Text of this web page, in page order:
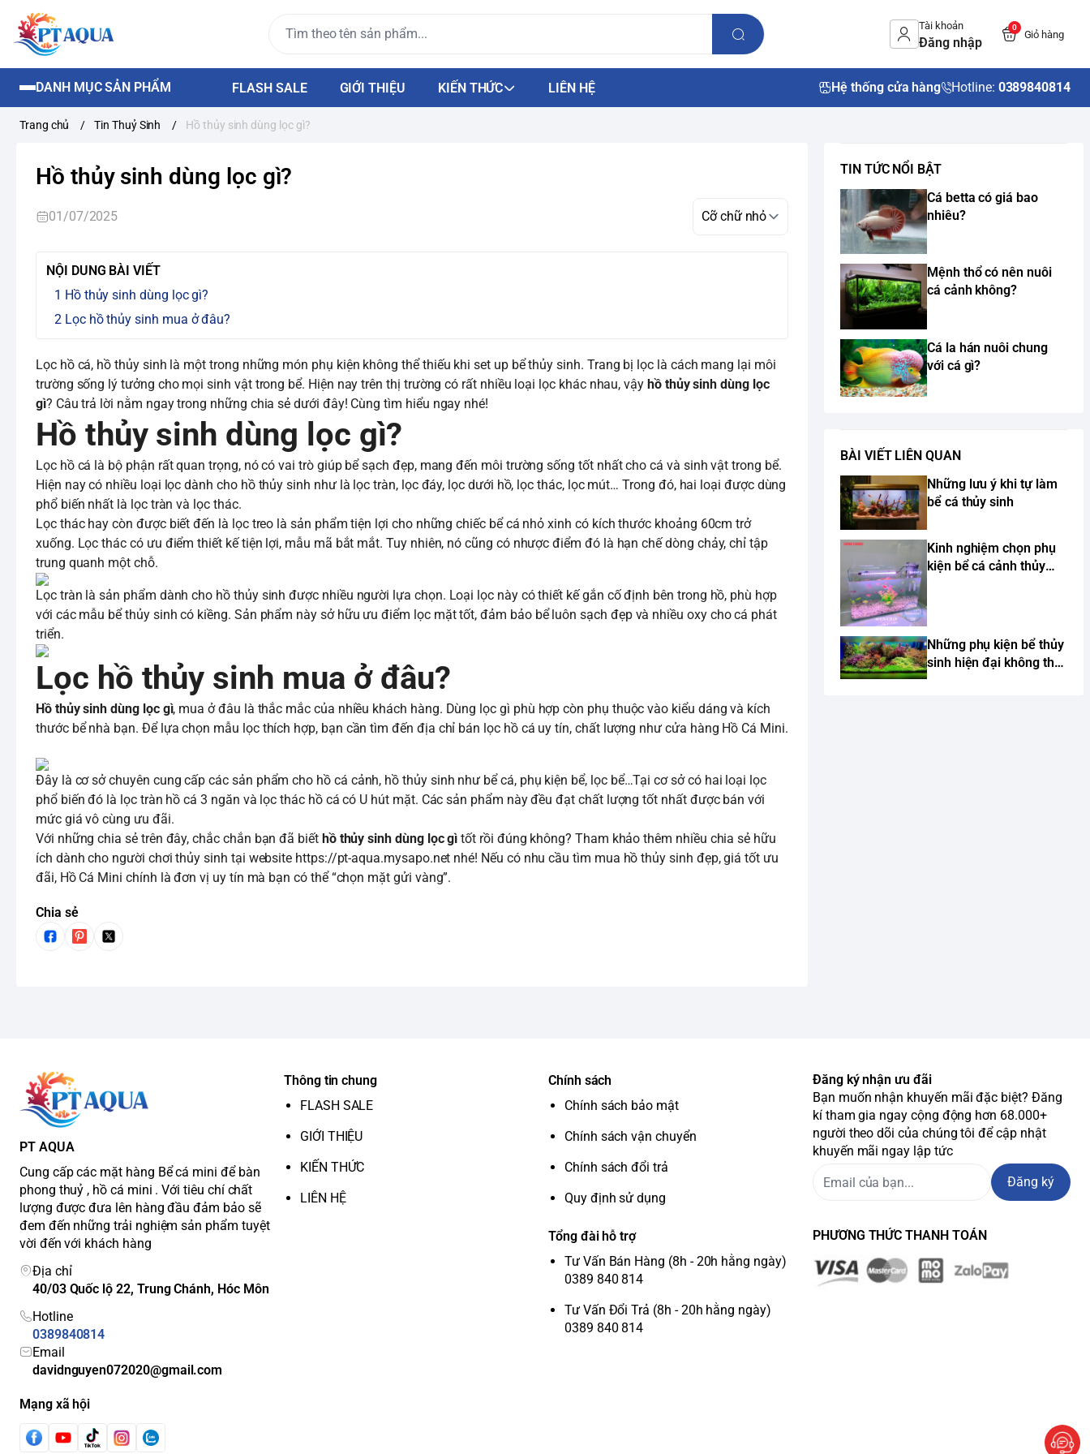
Tài khoản
Đăng nhập
0
Giỏ hàng
DANH MỤC SẢN PHẨM FLASH SALE GIỚI THIỆU KIẾN THỨC LIÊN HỆ Hệ thống cửa hàng Hotline: 0389840814
Trang chủ / Tin Thuỷ Sinh / Hồ thủy sinh dùng lọc gì?
Hồ thủy sinh dùng lọc gì?
01/07/2025
NỘI DUNG BÀI VIẾT
Hồ thủy sinh dùng lọc gì?
Lọc hồ thủy sinh mua ở đâu?
Lọc hồ cá, hồ thủy sinh là một trong những món phụ kiện không thể thiếu khi set up bể thủy sinh. Trang bị lọc là cách mang lại môi
trường sống lý tưởng cho mọi sinh vật trong bể. Hiện nay trên thị trường có rất nhiều loại lọc khác nhau, vậy hồ thủy sinh dùng lọc
gì? Câu trả lời nằm ngay trong những chia sẻ dưới đây! Cùng tìm hiểu ngay nhé!
Hồ thủy sinh dùng lọc gì?
Lọc hồ cá là bộ phận rất quan trọng, nó có vai trò giúp bể sạch đẹp, mang đến môi trường sống tốt nhất cho cá và sinh vật trong bể.
Hiện nay có nhiều loại lọc dành cho hồ thủy sinh như là lọc tràn, lọc đáy, lọc dưới hồ, lọc thác, lọc mút… Trong đó, hai loại được dùng
phổ biến nhất là lọc tràn và lọc thác.
Lọc thác hay còn được biết đến là lọc treo là sản phẩm tiện lợi cho những chiếc bể cá nhỏ xinh có kích thước khoảng 60cm trở
xuống. Lọc thác có ưu điểm thiết kế tiện lợi, mẫu mã bắt mắt. Tuy nhiên, nó cũng có nhược điểm đó là hạn chế dòng chảy, chỉ tập
trung quanh một chỗ.
Lọc tràn là sản phẩm dành cho hồ thủy sinh được nhiều người lựa chọn. Loại lọc này có thiết kế gắn cố định bên trong hồ, phù hợp
với các mẫu bể thủy sinh có kiềng. Sản phẩm này sở hữu ưu điểm lọc mặt tốt, đảm bảo bể luôn sạch đẹp và nhiều oxy cho cá phát
triển.
Lọc hồ thủy sinh mua ở đâu?
Hồ thủy sinh dùng lọc gì, mua ở đâu là thắc mắc của nhiều khách hàng. Dùng lọc gì phù hợp còn phụ thuộc vào kiểu dáng và kích
thước bể nhà bạn. Để lựa chọn mẫu lọc thích hợp, bạn cần tìm đến địa chỉ bán lọc hồ cá uy tín, chất lượng như cửa hàng Hồ Cá Mini.
Đây là cơ sở chuyên cung cấp các sản phẩm cho hồ cá cảnh, hồ thủy sinh như bể cá, phụ kiện bể, lọc bể…Tại cơ sở có hai loại lọc
phổ biến đó là lọc tràn hồ cá 3 ngăn và lọc thác hồ cá có U hút mặt. Các sản phẩm này đều đạt chất lượng tốt nhất được bán với
mức giá vô cùng ưu đãi.
Với những chia sẻ trên đây, chắc chắn bạn đã biết hồ thủy sinh dùng lọc gì tốt rồi đúng không? Tham khảo thêm nhiều chia sẻ hữu
ích dành cho người chơi thủy sinh tại website https://pt-aqua.mysapo.net nhé! Nếu có nhu cầu tìm mua hồ thủy sinh đẹp, giá tốt ưu
đãi, Hồ Cá Mini chính là đơn vị uy tín mà bạn có thể “chọn mặt gửi vàng”.
Chia sẻ
TIN TỨC NỔI BẬT
Cá betta có giá bao
nhiêu?
Mệnh thổ có nên nuôi
cá cảnh không?
Cá la hán nuôi chung
với cá gì?
BÀI VIẾT LIÊN QUAN
Những lưu ý khi tự làm
bể cá thủy sinh
Kinh nghiệm chọn phụ
kiện bể cá cảnh thủy
Những phụ kiện bể thủy
sinh hiện đại không thể
PT AQUA
Cung cấp các mặt hàng Bể cá mini để bàn
phong thuỷ , hồ cá mini . Với tiêu chí chất
lượng được đưa lên hàng đầu đảm bảo sẽ
đem đến những trải nghiệm sản phẩm tuyệt
vời đến với khách hàng
Địa chỉ
40/03 Quốc lộ 22, Trung Chánh, Hóc Môn
Hotline
0389840814
Email
davidnguyen072020@gmail.com
Mạng xã hội
Thông tin chung
FLASH SALE
GIỚI THIỆU
KIẾN THỨC
LIÊN HỆ
Chính sách
Chính sách bảo mật
Chính sách vận chuyển
Chính sách đổi trả
Quy định sử dụng
Tổng đài hỗ trợ
Tư Vấn Bán Hàng (8h - 20h hằng ngày)
0389 840 814
Tư Vấn Đổi Trả (8h - 20h hằng ngày)
0389 840 814
Đăng ký nhận ưu đãi
Bạn muốn nhận khuyến mãi đặc biệt? Đăng
kí tham gia ngay cộng động hơn 68.000+
người theo dõi của chúng tôi để cập nhật
khuyến mãi ngay lập tức
Đăng ký
PHƯƠNG THỨC THANH TOÁN